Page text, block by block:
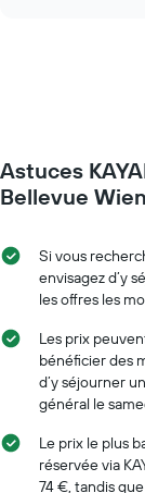
le
prix
moyen
chambre
la
date
Sur
le
graphique,
axe
indiquent
le
nombre
de
jours
avant
Astuces
Bellevue Wien
Si vous
envisagez d’y
les offres les
Les prix
bénéficier des
d’y séjourner
général le
Le prix le plus
réservée via
74 €, tandis